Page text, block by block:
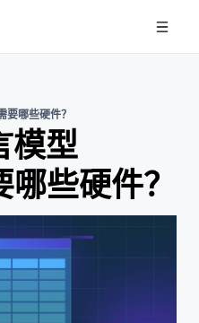
哪些硬件？
模型
哪些硬件？